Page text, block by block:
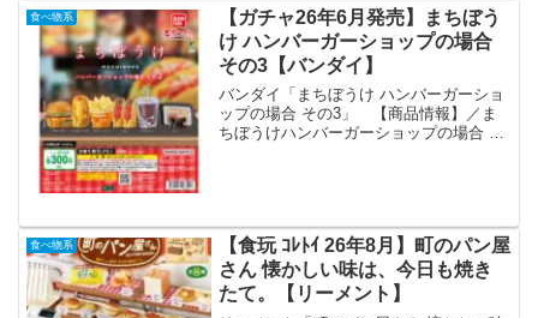
ちゃいのにめっちゃリアルでかわいい
っ！ 商品名...
食べ物系
【ガチャ26年6月発売】まちぼう
け ハンバーガーショップの場合
その3【バンダイ】
バンダイ「まちぼうけ ハンバーガーショ
ップの場合 その3」 【商品情報】／ま
ちぼうけハンバーガーショップの場合 そ
食べ物系
【食玩 ｺﾚﾄｲ 26年8月】町のパン屋
さん 懐かしい味は、今日も焼き
たて。【リーメント】